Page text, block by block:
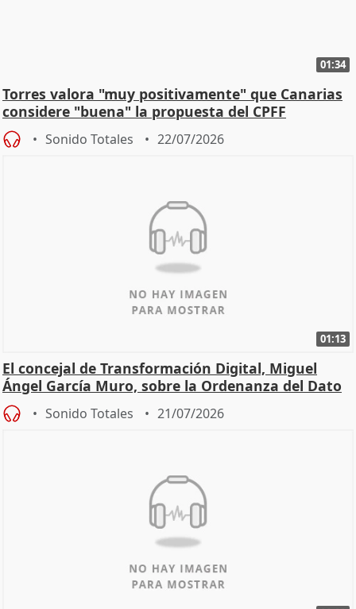
01:34
Torres valora "muy positivamente" que Canarias
considere "buena" la propuesta del CPFF
Sonido Totales 22/07/2026
01:13
El concejal de Transformación Digital, Miguel
Ángel García Muro, sobre la Ordenanza del Dato
Sonido Totales 21/07/2026